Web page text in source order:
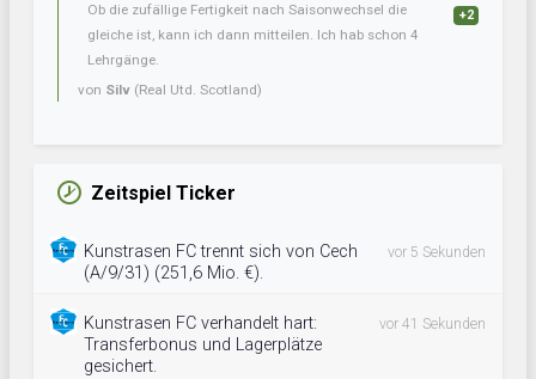
Ob die zufällige Fertigkeit nach Saisonwechsel die
gleiche ist, kann ich dann mitteilen. Ich hab schon 4
Lehrgänge.
von Silv (Real Utd. Scotland)
+2
Zeitspiel Ticker
Kunstrasen FC trennt sich von Cech
(A/9/31) (251,6 Mio. €).
vor 5 Sekunden
Kunstrasen FC verhandelt hart:
Transferbonus und Lagerplätze
gesichert.
vor 41 Sekunden